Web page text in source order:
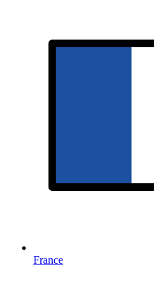
France